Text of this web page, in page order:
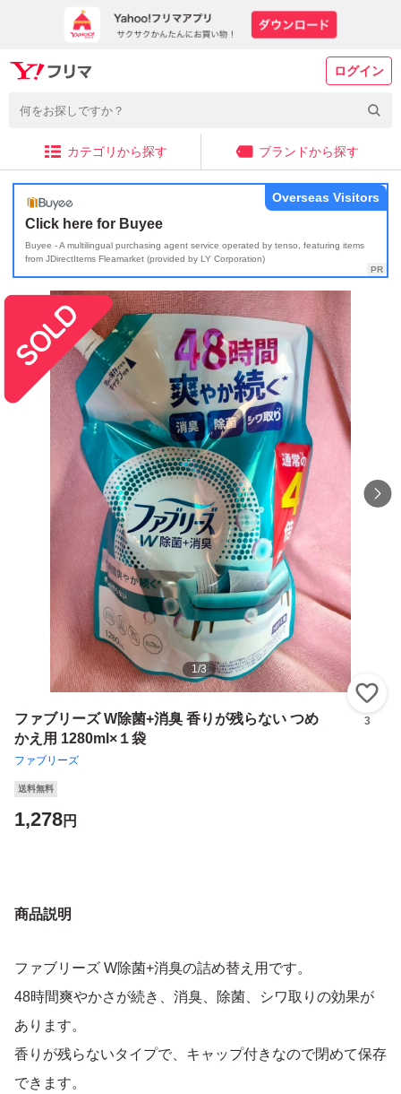
ログイン
カテゴリから探す ブランドから探す
Click here for Buyee
Buyee - A multilingual purchasing agent service operated by tenso, featuring items
from JDirectItems Fleamarket (provided by LY Corporation)
Overseas Visitors
1/3
ファブリーズ W除菌+消臭 香りが残らない つめ
かえ用 1280ml×１袋
ファブリーズ
3
送料無料
1,278円
商品説明
ファブリーズ W除菌+消臭の詰め替え用です。
48時間爽やかさが続き、消臭、除菌、シワ取りの効果が
あります。
香りが残らないタイプで、キャップ付きなので閉めて保存
できます。